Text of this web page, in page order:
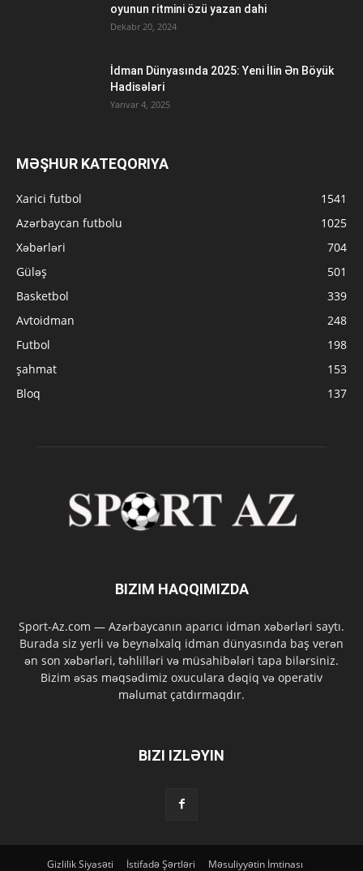
oyunun ritmini özü yazan dahi
Dekabr 20, 2024
İdman Dünyasında 2025: Yeni İlin Ən Böyük
Hadisələri
Yanvar 4, 2025
MƏŞHUR KATEQORIYA
Xarici futbol
1541
Azərbaycan futbolu
1025
Xəbərləri
704
Güləş
501
Basketbol
339
Avtoidman
248
Futbol
198
şahmat
153
Bloq
137
BIZIM HAQQIMIZDA
Sport-Az.com — Azərbaycanın aparıcı idman xəbərləri saytı.
Burada siz yerli və beynəlxalq idman dünyasında baş verən
ən son xəbərləri, təhlilləri və müsahibələri tapa bilərsiniz.
Bizim əsas məqsədimiz oxuculara dəqiq və operativ
məlumat çatdırmaqdır.
BIZI IZLƏYIN
Gizlilik Siyasəti İstifadə Şərtləri Məsuliyyətin İmtinası